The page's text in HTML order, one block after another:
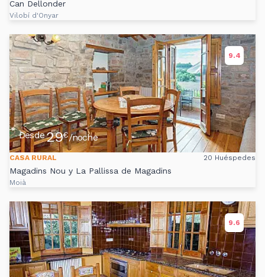
Can Dellonder
Vilobí d'Onyar
9.4
Desde29€/noche
CASA RURAL 20 Huéspedes
Magadins Nou y La Pallissa de Magadins
Moià
9.6